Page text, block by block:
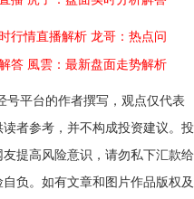
行情直播解析 龙哥：热点问
答 風雲：最新盘面走势解析
号平台的作者撰写，观点仅代表
者参考，并不构成投资建议。投
提高风险意识，请勿私下汇款给
负。如有文章和图片作品版权及